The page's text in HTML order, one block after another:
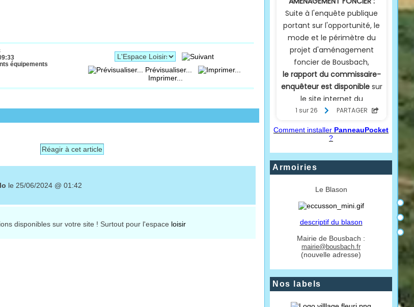
équipements
Prévisualiser...
Imprimer...
Réagir à cet article
le 25/06/2024 @ 01:42
disponibles sur votre site ! Surtout pour l'espace loisir
Comment installer PanneauPocket
?
Armoiries
Le Blason
descriptif du blason
Mairie de Bousbach :
mairie@bousbach.fr
(nouvelle adresse)
Nos labels